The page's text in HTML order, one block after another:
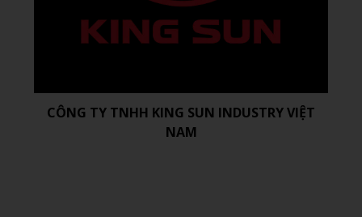
CÔNG TY TNHH KING SUN INDUSTRY VIỆT
NAM